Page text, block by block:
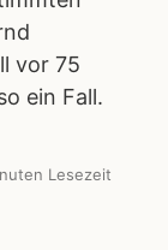
vor 75
ein Fall.
Lesezeit